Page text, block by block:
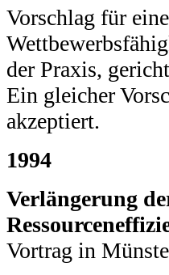
Vorschlag für
der Praxis,
Ein gleicher
akzeptiert.
1994
Verlängerung
Vortrag in